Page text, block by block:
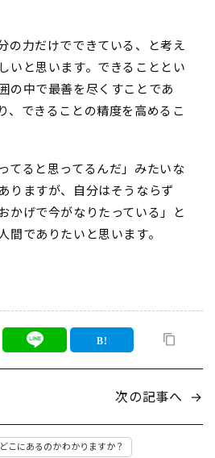
の力だけでできている、と考え
いと思います。できることとい
の中で最善を尽くすことであ
、できることの精度を高めるこ
てると思ってるんだ」みたいな
りますが、自分はそうならず
かげで今がなりたっている」と
間でありたいと思います。
次の記事へ →
どこにあるのかわかりますか？